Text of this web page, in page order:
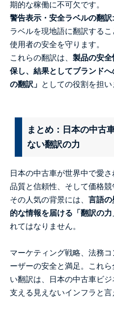
期的な稼働に不可欠です。
警告表示・安全ラベルの翻訳:
ラベルを現地語に翻訳するこ
使用者の安全を守ります。
これらの翻訳は、 製品の安
保し、結果としてブランド
の翻訳」 としての役割を担い
まとめ：日本の中古
ない翻訳の力
日本の中古車が世界中で愛
品質と信頼性、そして価格競
その人気の背景には、 言語の
的な情報を届ける「翻訳の力
れてはなりません。
マーケティング戦略、法務
ーザーの安全と満足。これ
い翻訳は、日本の中古車ビ
支える見えないインフラと言